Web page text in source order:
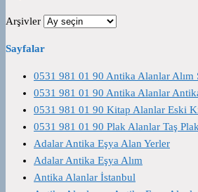
Arşivler
Sayfalar
0531 981 01 90 Antika Alanlar Alım
0531 981 01 90 Antika Alanlar
0531 981 01 90 Kitap Alanlar Eski
0531 981 01 90 Plak Alanlar Taş
Adalar Antika Eşya Alan Yerler
Adalar Antika Eşya Alım
Antika Alanlar İstanbul